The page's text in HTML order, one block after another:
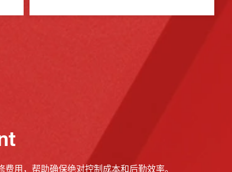
用，帮助确保绝对控制成本和后勤效率。